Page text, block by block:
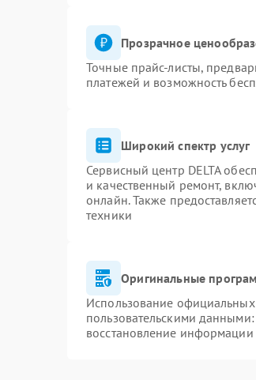
Прозрачное
Точные прайс-листы,
платежей и возможность
Широкий спектр услуг
Сервисный центр DELTA
и качественный ремонт,
онлайн. Также
техники
Оригинальные
Использование
пользовательскими
восстановление